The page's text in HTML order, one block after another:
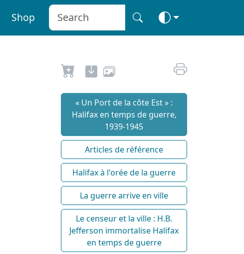
Shop
« Un Port de la côte Est » :
Halifax en temps de guerre,
1939-1945
Articles de référence
Halifax à l'orée de la guerre
La guerre arrive en ville
Le censeur et la ville : H.B.
Jefferson immortalise Halifax
en temps de guerre